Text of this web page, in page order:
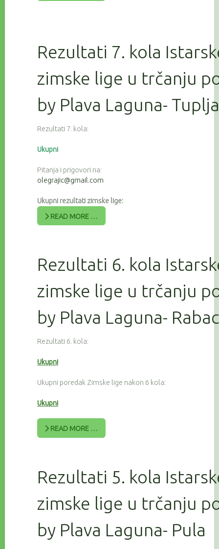
Rezultati 7. kola
zimske lige u trčanju
by Plava Laguna-
Rezultati 7. kola:
Ukupni
Pitanja i prigovori na:
olegrajic@gmail.com
Ukupni rezultati zimske lige:
READ MORE …
Rezultati 6. kola
zimske lige u trčanju
by Plava Laguna- Rabac
Rezultati 6. kola:
Ukupni
Ukupni poredak Zimske lige nakon 6 kola:
Ukupni
READ MORE …
Rezultati 5. kola
zimske lige u trčanju
by Plava Laguna- Pula